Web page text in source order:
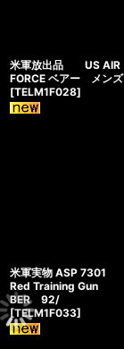
米軍放出品 US AIR
FORCE ベアー メンズ
[TELM1F028]
米軍実物 ASP 7301
Red Training Gun
BER 92/
[TELM1F033]